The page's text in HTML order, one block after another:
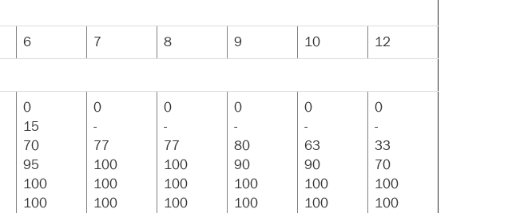
6 7 8 9 10
12
0
15
70
95
100
100
0
-
77
100
100
100
0
-
77
100
100
100
0
-
80
90
100
100
0
-
63
90
100
100
0
-
33
70
100
100